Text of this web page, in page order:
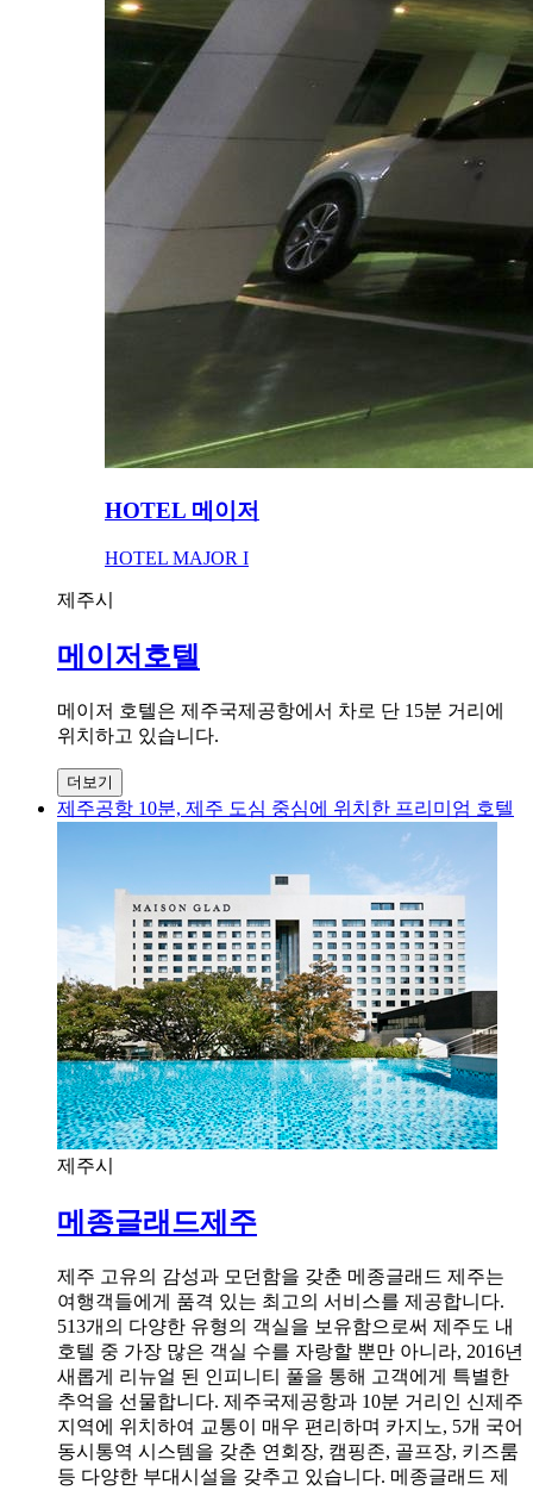
HOTEL 메이저
HOTEL MAJOR I
제주시
메이저호텔
메이저 호텔은 제주국제공항에서 차로 단 15분 거리에
위치하고 있습니다.
더보기
제주공항 10분, 제주 도심 중심에 위치한 프리미엄 호텔
제주시
메종글래드제주
제주 고유의 감성과 모던함을 갖춘 메종글래드 제주는
여행객들에게 품격 있는 최고의 서비스를 제공합니다.
513개의 다양한 유형의 객실을 보유함으로써 제주도 내
호텔 중 가장 많은 객실 수를 자랑할 뿐만 아니라, 2016년
새롭게 리뉴얼 된 인피니티 풀을 통해 고객에게 특별한
추억을 선물합니다. 제주국제공항과 10분 거리인 신제주
지역에 위치하여 교통이 매우 편리하며 카지노, 5개 국어
동시통역 시스템을 갖춘 연회장, 캠핑존, 골프장, 키즈룸
등 다양한 부대시설을 갖추고 있습니다. 메종글래드 제